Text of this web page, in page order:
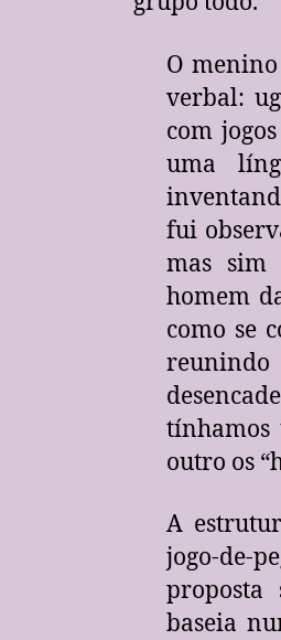
O
verbal:
com
uma
fui
mas sim
homem
como se
reunindo
tínhamos
outro os
A
jogo-de-
proposta
baseia